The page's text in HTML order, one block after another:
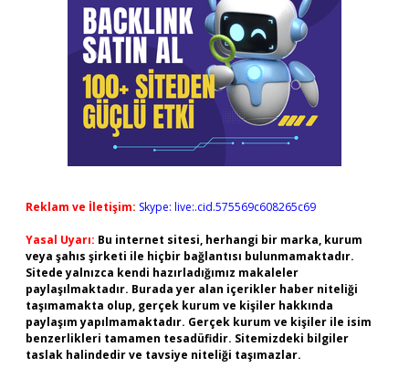
Reklam ve İletişim: Skype: live:.cid.575569c608265c69
Yasal Uyarı: Bu internet sitesi, herhangi bir marka, kurum
veya şahıs şirketi ile hiçbir bağlantısı bulunmamaktadır.
Sitede yalnızca kendi hazırladığımız makaleler
paylaşılmaktadır. Burada yer alan içerikler haber niteliği
taşımamakta olup, gerçek kurum ve kişiler hakkında
paylaşım yapılmamaktadır. Gerçek kurum ve kişiler ile isim
benzerlikleri tamamen tesadüfidir. Sitemizdeki bilgiler
taslak halindedir ve tavsiye niteliği taşımazlar.